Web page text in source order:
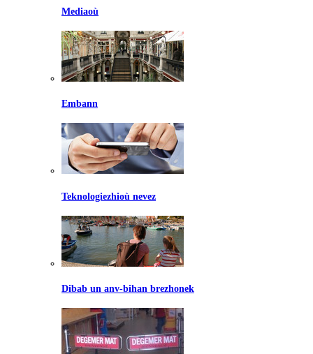
Mediaoù
Embann
Teknologiezhioù nevez
Dibab un anv-bihan brezhonek